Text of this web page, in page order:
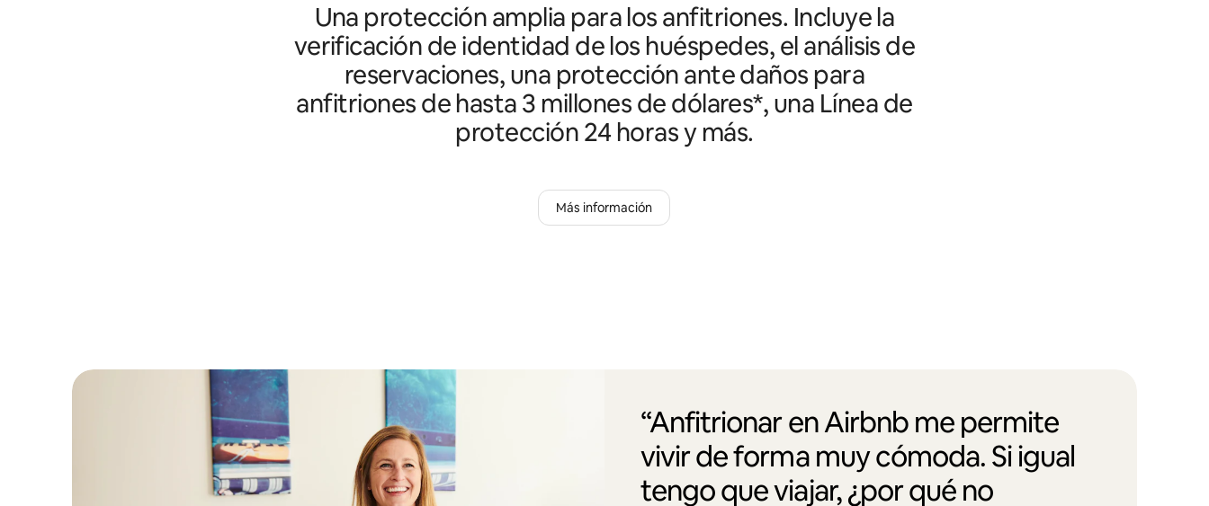
Una protección amplia para los anfitriones. Incluye la
verificación de identidad de los huéspedes, el análisis de
reservaciones, una protección ante daños para
anfitriones de hasta 3 millones de dólares*, una Línea de
protección 24 horas y más.
Más información
“Anfitrionar en Airbnb me permite
vivir de forma muy cómoda. Si igual
tengo que viajar, ¿por qué no